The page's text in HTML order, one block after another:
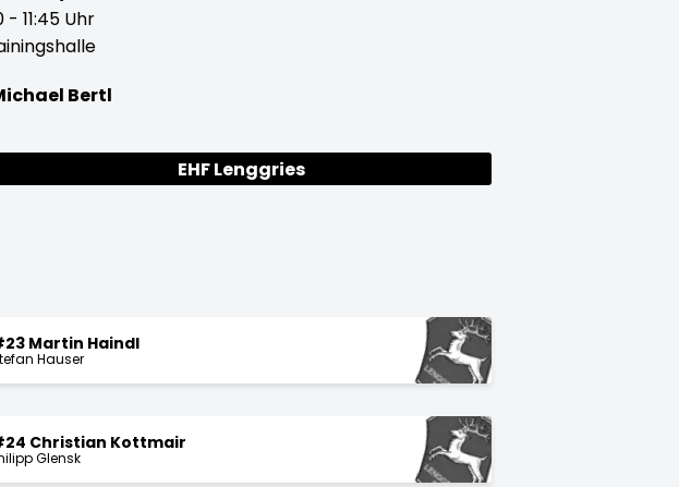
- 11:45 Uhr
Bertl
EHF Lenggries
Martin Haindl
Hauser
Christian Kottmair
Glensk